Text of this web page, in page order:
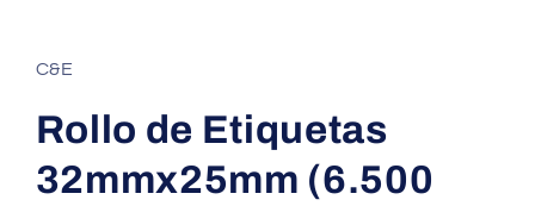
ventana
modal
C&E
Rollo de Etiquetas
32mmx25mm (6.500